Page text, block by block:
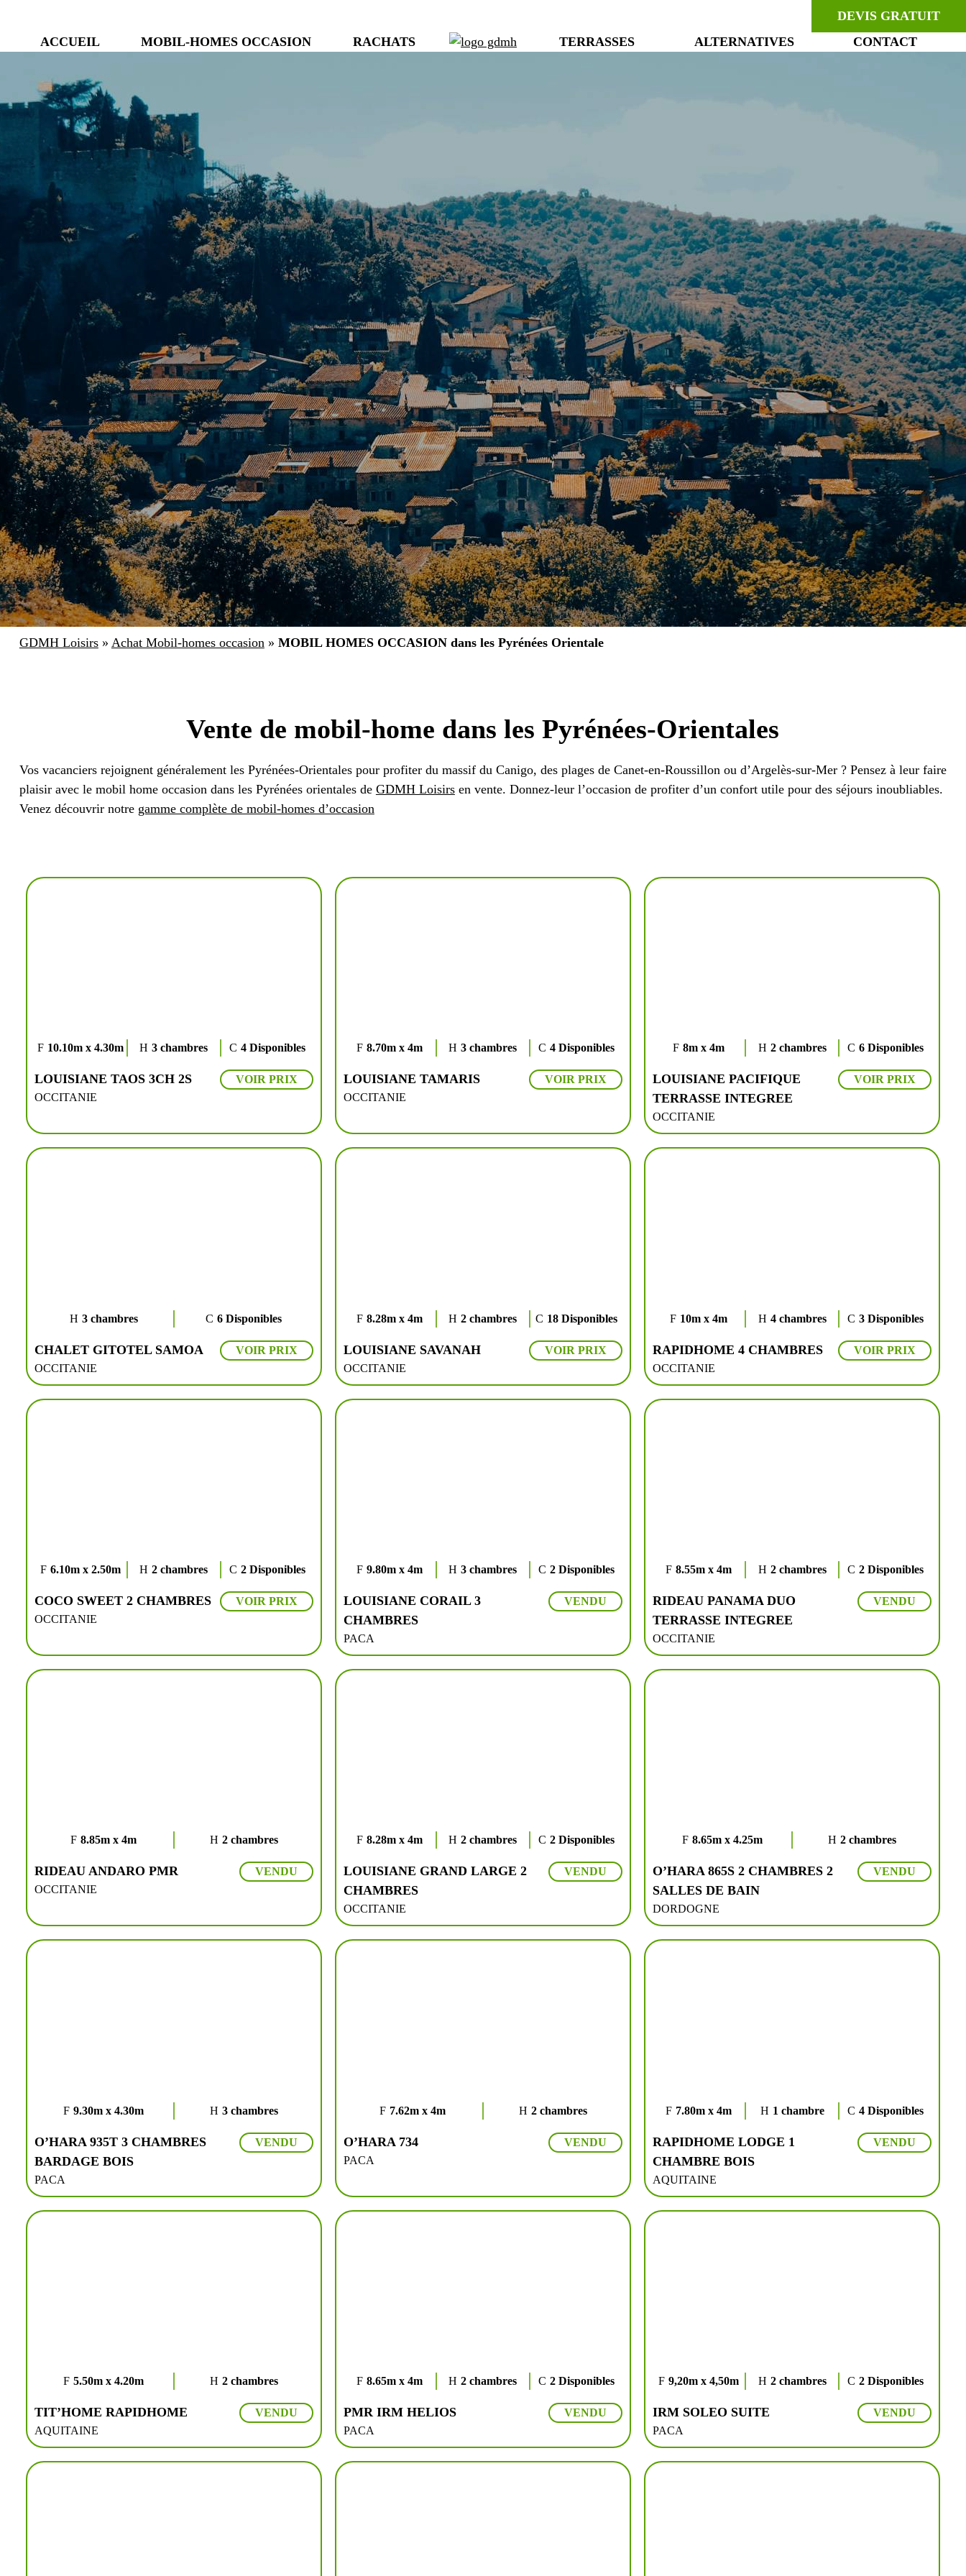
DEVIS GRATUIT
ACCUEIL
MOBIL-HOMES OCCASION RACHATS TERRASSES ALTERNATIVES CONTACT
GDMH Loisirs» Achat Mobil-homes occasion» MOBIL HOMES OCCASION dans les Pyrénées Orientale
Vente de mobil-home dans les Pyrénées-Orientales
Vos vacanciers rejoignent généralement les Pyrénées-Orientales pour profiter du massif du Canigo, des plages de Canet-en-Roussillon ou d’Argelès-sur-Mer ? Pensez à leur faire
plaisir avec le mobil home occasion dans les Pyrénées orientales de GDMH Loisirsen vente. Donnez-leur l’occasion de profiter d’un confort utile pour des séjours inoubliables.
Venez découvrir notre gamme complète de mobil-homes d’occasion
10.10m x 4.30m 3 chambres 4 Disponibles
LOUISIANE TAOS 3CH 2S
OCCITANIE
VOIR PRIX
8.70m x 4m 3 chambres 4 Disponibles
LOUISIANE TAMARIS
OCCITANIE
VOIR PRIX
8m x 4m 2 chambres 6 Disponibles
LOUISIANE PACIFIQUE
TERRASSE INTEGREE
OCCITANIE
VOIR PRIX
3 chambres 6 Disponibles
CHALET GITOTEL SAMOA
OCCITANIE
VOIR PRIX
8.28m x 4m 2 chambres 18 Disponibles
LOUISIANE SAVANAH
OCCITANIE
VOIR PRIX
10m x 4m 4 chambres 3 Disponibles
RAPIDHOME 4 CHAMBRES
OCCITANIE
VOIR PRIX
6.10m x 2.50m 2 chambres 2 Disponibles
COCO SWEET 2 CHAMBRES
OCCITANIE
VOIR PRIX
9.80m x 4m 3 chambres 2 Disponibles
LOUISIANE CORAIL 3
CHAMBRES
PACA
VENDU
8.55m x 4m 2 chambres 2 Disponibles
RIDEAU PANAMA DUO
TERRASSE INTEGREE
OCCITANIE
VENDU
8.85m x 4m 2 chambres
RIDEAU ANDARO PMR
OCCITANIE
VENDU
8.28m x 4m 2 chambres 2 Disponibles
LOUISIANE GRAND LARGE 2
CHAMBRES
OCCITANIE
VENDU
8.65m x 4.25m 2 chambres
O’HARA 865S 2 CHAMBRES 2
SALLES DE BAIN
DORDOGNE
VENDU
9.30m x 4.30m 3 chambres
O’HARA 935T 3 CHAMBRES
BARDAGE BOIS
PACA
VENDU
7.62m x 4m 2 chambres
O’HARA 734
PACA
VENDU
7.80m x 4m 1 chambre 4 Disponibles
RAPIDHOME LODGE 1
CHAMBRE BOIS
AQUITAINE
VENDU
5.50m x 4.20m 2 chambres
TIT’HOME RAPIDHOME
AQUITAINE
VENDU
8.65m x 4m 2 chambres 2 Disponibles
PMR IRM HELIOS
PACA
VENDU
9,20m x 4,50m 2 chambres 2 Disponibles
IRM SOLEO SUITE
PACA
VENDU